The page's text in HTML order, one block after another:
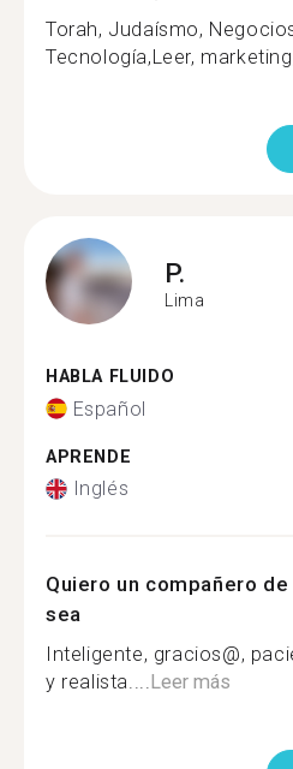
Torah, Judaísmo,
Tecnología,Leer,
P.
Lima
HABLA FLUIDO
Español
APRENDE
Inglés
Quiero un compañero
sea
Inteligente, gracios@,
y realista....Leer más